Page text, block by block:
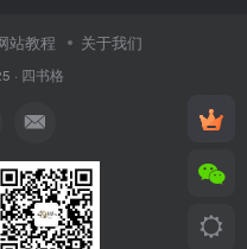
站教程 关于我们
· 四书格